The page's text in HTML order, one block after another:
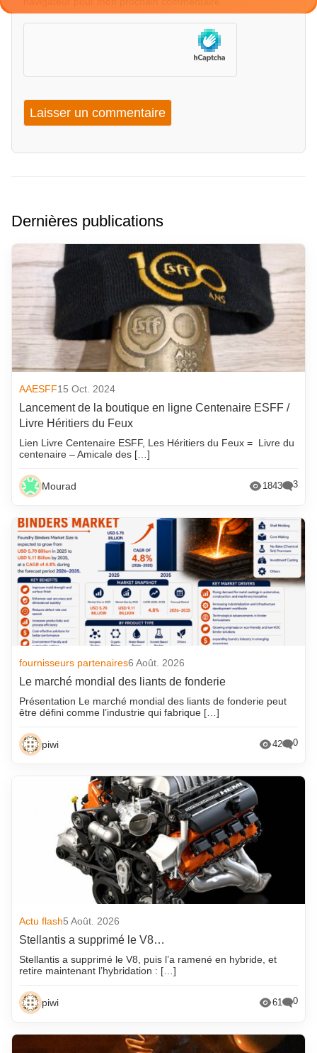
Dernières publications
AAESFF15 Oct. 2024
Lancement de la boutique en ligne Centenaire ESFF /
Livre Héritiers du Feux
Lien Livre Centenaire ESFF, Les Héritiers du Feux = Livre du
centenaire – Amicale des […]
Mourad 1843 3
fournisseurs partenaires6 Août. 2026
Le marché mondial des liants de fonderie
Présentation Le marché mondial des liants de fonderie peut
être défini comme l’industrie qui fabrique […]
piwi 42 0
Actu flash5 Août. 2026
Stellantis a supprimé le V8…
Stellantis a supprimé le V8, puis l’a ramené en hybride, et
retire maintenant l’hybridation : […]
piwi 61 0